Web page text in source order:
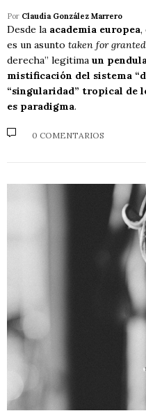
Por Claudia González Marrero
Desde la academia europea,
es un asunto taken for granted
derecha” legitima un
mistificación del sistema
“singularidad” tropical de
es paradigma.
0 COMENTARIOS